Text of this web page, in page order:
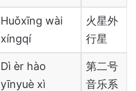
Huǒxīng wài
xíngqí
火星外
行星
Dì èr hào
yīnyuè xì
第二号
音乐系